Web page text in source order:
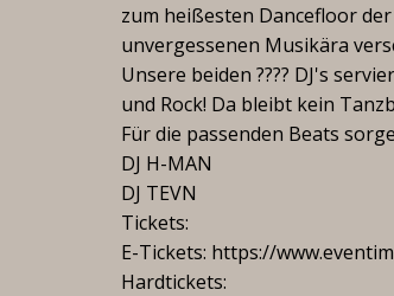
zum heißesten Dancefloor
unvergessenen Musikära
Unsere beiden ???? DJ's
und Rock! Da bleibt kein
Für die passenden Beats
DJ H-MAN
DJ TEVN
Tickets:
E-Tickets: https://
Hardtickets: